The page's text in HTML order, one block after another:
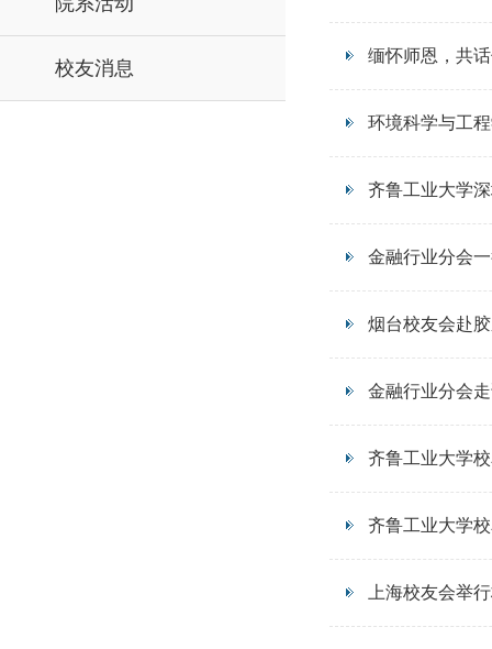
校友消息
缅怀师恩，共
环境科学与工
齐鲁工业大学
金融行业分会
烟台校友会赴
金融行业分会
齐鲁工业大学
齐鲁工业大学
上海校友会举